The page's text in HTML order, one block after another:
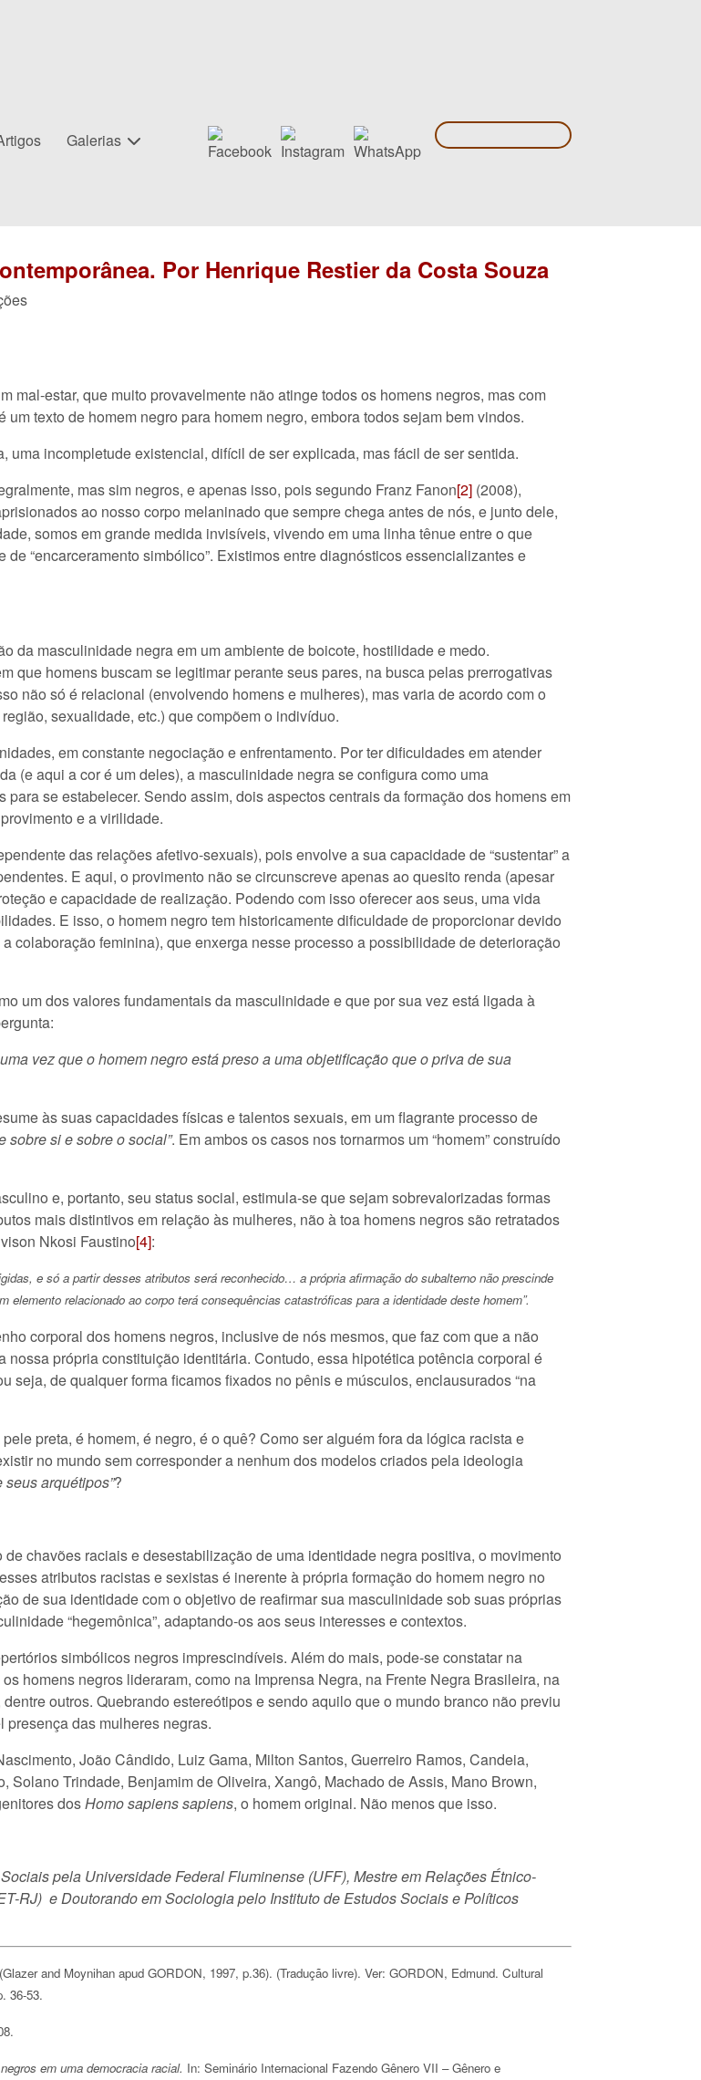
Galerias
Por Henrique Restier da Costa Souza
mal-estar, que muito provavelmente não atinge todos os homens negros, mas com
texto de homem negro para homem negro, embora todos sejam bem vindos.
uma incompletude existencial, difícil de ser explicada, mas fácil de ser sentida.
mas sim negros, e apenas isso, pois segundo Franz Fanon[2] (2008),
ao nosso corpo melaninado que sempre chega antes de nós, e junto dele,
somos em grande medida invisíveis, vivendo em uma linha tênue entre o que
“encarceramento simbólico”. Existimos entre diagnósticos essencializantes e
da masculinidade negra em um ambiente de boicote, hostilidade e medo.
que homens buscam se legitimar perante seus pares, na busca pelas prerrogativas
não só é relacional (envolvendo homens e mulheres), mas varia de acordo com o
sexualidade, etc.) que compõem o indivíduo.
em constante negociação e enfrentamento. Por ter dificuldades em atender
(e aqui a cor é um deles), a masculinidade negra se configura como uma
se estabelecer. Sendo assim, dois aspectos centrais da formação dos homens em
e a virilidade.
das relações afetivo-sexuais), pois envolve a sua capacidade de “sustentar” a
E aqui, o provimento não se circunscreve apenas ao quesito renda (apesar
e capacidade de realização. Podendo com isso oferecer aos seus, uma vida
E isso, o homem negro tem historicamente dificuldade de proporcionar devido
colaboração feminina), que enxerga nesse processo a possibilidade de deterioração
um dos valores fundamentais da masculinidade e que por sua vez está ligada à
vez que o homem negro está preso a uma objetificação que o priva de sua
às suas capacidades físicas e talentos sexuais, em um flagrante processo de
sobre si e sobre o social”. Em ambos os casos nos tornarmos um “homem” construído
e, portanto, seu status social, estimula-se que sejam sobrevalorizadas formas
mais distintivos em relação às mulheres, não à toa homens negros são retratados
Nkosi Faustino[4]:
e só a partir desses atributos será reconhecido… a própria afirmação do subalterno não prescinde
relacionado ao corpo terá consequências catastróficas para a identidade deste homem”.
corporal dos homens negros, inclusive de nós mesmos, que faz com que a não
própria constituição identitária. Contudo, essa hipotética potência corporal é
seja, de qualquer forma ficamos fixados no pênis e músculos, enclausurados “na
preta, é homem, é negro, é o quê? Como ser alguém fora da lógica racista e
no mundo sem corresponder a nenhum dos modelos criados pela ideologia
arquétipos”?
chavões raciais e desestabilização de uma identidade negra positiva, o movimento
atributos racistas e sexistas é inerente à própria formação do homem negro no
de sua identidade com o objetivo de reafirmar sua masculinidade sob suas próprias
“hegemônica”, adaptando-os aos seus interesses e contextos.
simbólicos negros imprescindíveis. Além do mais, pode-se constatar na
homens negros lideraram, como na Imprensa Negra, na Frente Negra Brasileira, na
outros. Quebrando estereótipos e sendo aquilo que o mundo branco não previu
das mulheres negras.
João Cândido, Luiz Gama, Milton Santos, Guerreiro Ramos, Candeia,
Solano Trindade, Benjamim de Oliveira, Xangô, Machado de Assis, Mano Brown,
dosHomo sapiens sapiens, o homem original. Não menos que isso.
pela Universidade Federal Fluminense (UFF), Mestre em Relações Étnico-
RJ) e Doutorando em Sociologia pelo Instituto de Estudos Sociais e Políticos
(Glazer and Moynihan apud GORDON, 1997, p.36). (Tradução livre). Ver: GORDON, Edmund. Cultural
36-53.
em uma democracia racial. In: Seminário Internacional Fazendo Gênero VII – Gênero e